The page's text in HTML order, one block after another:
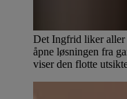
Det Ingfrid liker aller
åpne løsningen fra
viser den flotte